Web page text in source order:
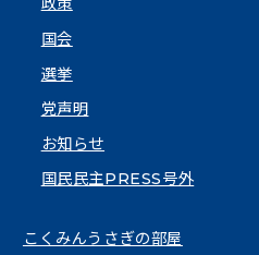
国会
選挙
党声明
お知らせ
国民民主PRESS号外
こくみんうさぎの部屋